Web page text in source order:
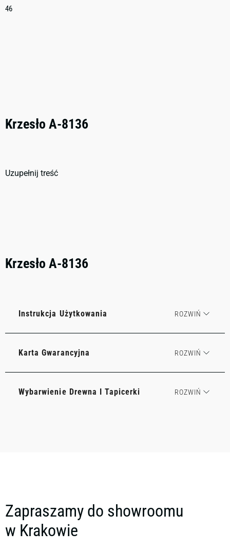
46
Krzesło A-8136
Uzupełnij treść
Krzesło A-8136
Instrukcja Użytkowania
Karta Gwarancyjna
Wybarwienie Drewna I Tapicerki
Zapraszamy do showroomu
w Krakowie